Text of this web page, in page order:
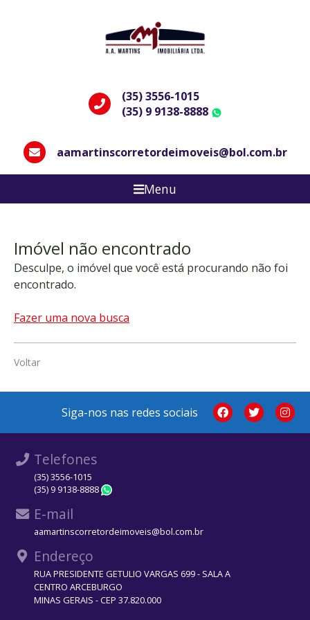
(35) 3556-1015
(35) 9 9138-8888
aamartinscorretordeimoveis@bol.com.br
Menu
Imóvel não encontrado
Desculpe, o imóvel que você está procurando não foi
encontrado.
Fazer uma nova busca
Voltar
Siga-nos nas redes sociais
Telefones
(35) 3556-1015
(35) 9 9138-8888
E-mail
aamartinscorretordeimoveis@bol.com.br
Endereço
RUA PRESIDENTE GETULIO VARGAS 699 - SALA A
CENTRO ARCEBURGO
MINAS GERAIS - CEP 37.820.000